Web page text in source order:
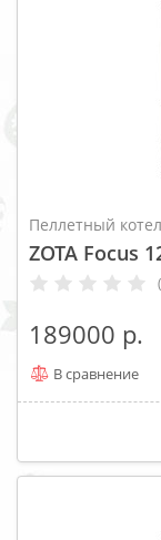
Пеллетный котел
ZOTA Focus
189000
В сравнение